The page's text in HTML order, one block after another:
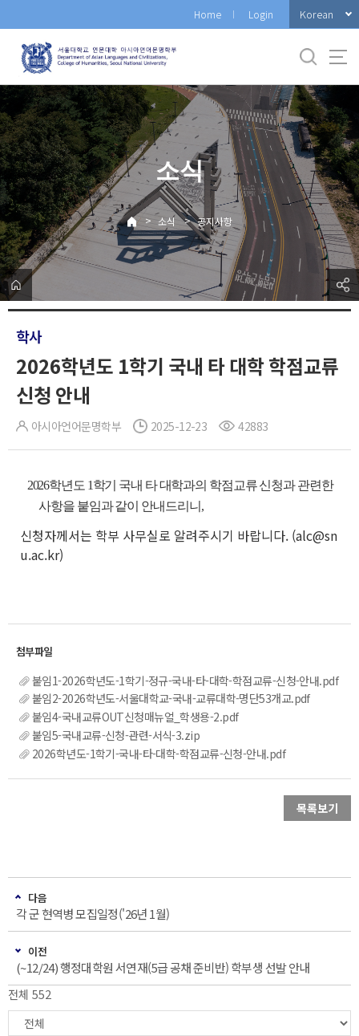
로
메
뉴
Home Login Korean
소식
> 소식 > 공지사항
학사
2026학년도 1학기 국내 타 대학 학점교류
신청 안내
아시아언어문명학부 2025-12-23 42883
2026학년도 1학기 국내 타 대학과의 학점교류 신청과 관련한
사항을 붙임과 같이 안내드리니 ,
신청자께서는 학부 사무실로 알려주시기 바랍니다. (alc@sn
u.ac.kr)
붙임1-2026학년도-1학기-정규-국내-타-대학-학점교류-신청-안내.pdf
붙임2-2026학년도-서울대학교-국내-교류대학-명단53개교.pdf
붙임4-국내교류OUT신청매뉴얼_학생용-2.pdf
붙임5-국내교류-신청-관련-서식-3.zip
2026학년도-1학기-국내-타-대학-학점교류-신청-안내.pdf
목록보기
다음
각 군 현역병 모집일정('26년 1월)
이전
(~12/24) 행정대학원 서연재(5급 공채 준비반) 학부생 선발 안내
전체 552